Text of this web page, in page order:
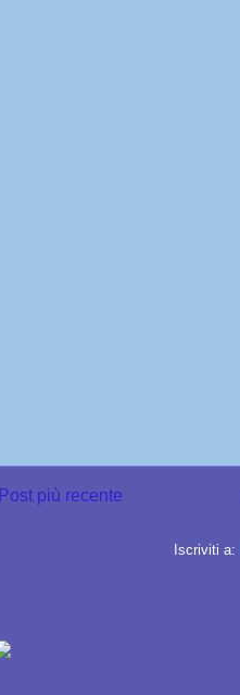
Post più recente
Iscriviti a: